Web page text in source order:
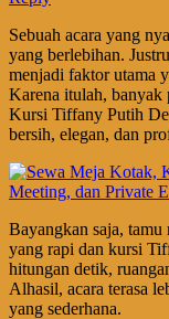
Sebuah acara yang
yang berlebihan.
menjadi faktor utama
Karena itulah, banyak
Kursi Tiffany Putih
bersih, elegan, dan
Bayangkan saja, tamu
yang rapi dan kursi
hitungan detik,
Alhasil, acara terasa
yang sederhana.